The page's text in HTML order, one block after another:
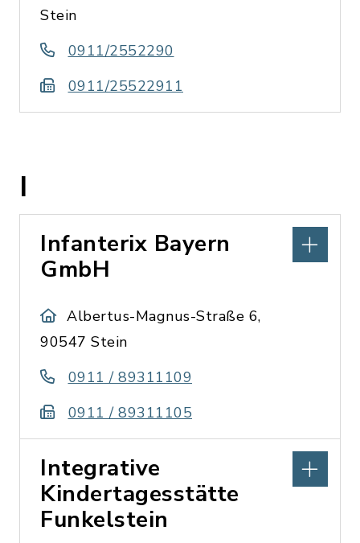
Stein
0911/2552290
0911/25522911
I
Infanterix Bayern
GmbH
Albertus-Magnus-Straße 6,
90547 Stein
0911 / 89311109
0911 / 89311105
Integrative
Kindertagesstätte
Funkelstein